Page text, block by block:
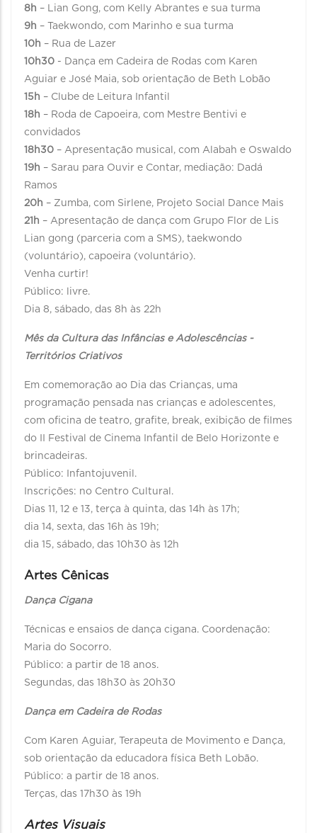
8h – Lian Gong, com Kelly Abrantes e sua turma
9h – Taekwondo, com Marinho e sua turma
10h – Rua de Lazer
10h30 - Dança em Cadeira de Rodas com Karen
Aguiar e José Maia, sob orientação de Beth Lobão
15h – Clube de Leitura Infantil
18h – Roda de Capoeira, com Mestre Bentivi e
convidados
18h30 – Apresentação musical, com Alabah e Oswaldo
19h – Sarau para Ouvir e Contar, mediação: Dadá
Ramos
20h – Zumba, com Sirlene, Projeto Social Dance Mais
21h – Apresentação de dança com Grupo Flor de Lis
Lian gong (parceria com a SMS), taekwondo
(voluntário), capoeira (voluntário).
Venha curtir!
Público: livre.
Dia 8, sábado, das 8h às 22h
Mês da Cultura das Infâncias e Adolescências -
Territórios Criativos
Em comemoração ao Dia das Crianças, uma
programação pensada nas crianças e adolescentes,
com oficina de teatro, grafite, break, exibição de filmes
do II Festival de Cinema Infantil de Belo Horizonte e
brincadeiras.
Público: Infantojuvenil.
Inscrições: no Centro Cultural.
Dias 11, 12 e 13, terça à quinta, das 14h às 17h;
dia 14, sexta, das 16h às 19h;
dia 15, sábado, das 10h30 às 12h
Artes Cênicas
Dança Cigana
Técnicas e ensaios de dança cigana. Coordenação:
Maria do Socorro.
Público: a partir de 18 anos.
Segundas, das 18h30 às 20h30
Dança em Cadeira de Rodas
Com Karen Aguiar, Terapeuta de Movimento e Dança,
sob orientação da educadora física Beth Lobão.
Público: a partir de 18 anos.
Terças, das 17h30 às 19h
Artes Visuais